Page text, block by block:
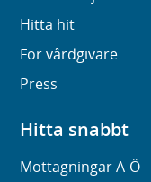
Hitta hit
För vårdgivare
Press
Hitta snabbt
Mottagningar A-Ö